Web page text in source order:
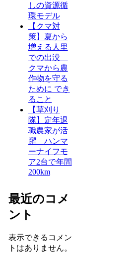
しの資源循
環モデル
【クマ対
策】夏から
増える人里
での出没
クマから農
作物を守る
ために でき
ること
【草刈り
隊】定年退
職農家が活
躍 ハンマ
ーナイフモ
ア2台で年間
200km
最近のコメ
ント
表示できるコメン
トはありません。